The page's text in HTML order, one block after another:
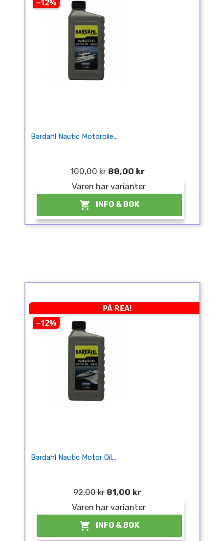
−12%
Bardahl Nautic Motorolie...
100,00 kr 88,00 kr
Varen har varianter
 INFO & BOK
PÅ REA!
−12%
Bardahl Nautic Motor Oil...
92,00 kr 81,00 kr
Varen har varianter
 INFO & BOK